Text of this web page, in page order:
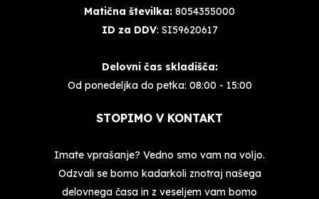
Matična številka: 8054355000
ID za DDV: SI59620617
Delovni čas skladišča:
Od ponedeljka do petka: 08:00 - 15:00
STOPIMO V KONTAKT
Imate vprašanje? Vedno smo vam na voljo.
Odzvali se bomo kadarkoli znotraj našega
delovnega časa in z veseljem vam bomo